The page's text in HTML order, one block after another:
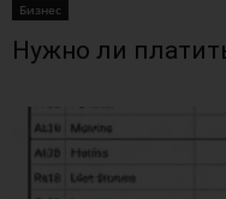
Бизнес
Нужно ли